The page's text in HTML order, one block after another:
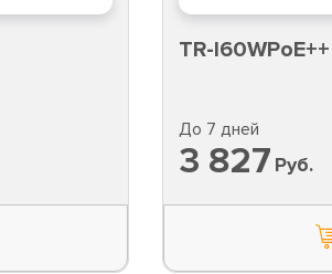
TR-I60WPoE++
До 7 дней
3 827 Руб.